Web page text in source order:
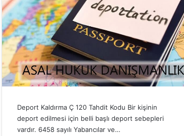
Deport Kaldırma Ç 120 Tahdit Kodu Bir kişinin
deport edilmesi için belli başlı deport sebepleri
vardır. 6458 sayılı Yabancılar ve…